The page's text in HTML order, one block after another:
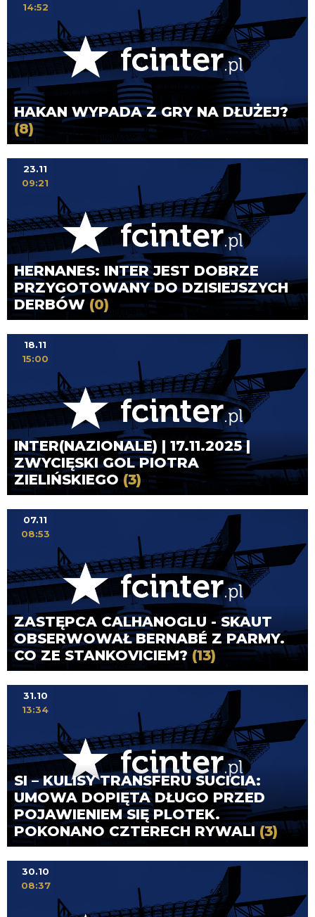
HAKAN WYPADA Z GRY NA DŁUŻEJ?
(8)
14:52
HERNANES: INTER JEST DOBRZE
PRZYGOTOWANY DO DZISIEJSZYCH
DERBÓW (0)
23.11
09:21
INTER(NAZIONALE) | 17.11.2025 |
ZWYCIĘSKI GOL PIOTRA
ZIELIŃSKIEGO (3)
18.11
15:00
ZASTĘPCA CALHANOGLU - SKAUT
OBSERWOWAŁ BERNABÉ Z PARMY.
CO ZE STANKOVICIEM? (13)
07.11
08:53
SI – KULISY TRANSFERU SUCICIA:
UMOWA DOPIĘTA DŁUGO PRZED
POJAWIENIEM SIĘ PLOTEK.
POKONANO CZTERECH RYWALI(3)
31.10
13:34
30.10
08:37